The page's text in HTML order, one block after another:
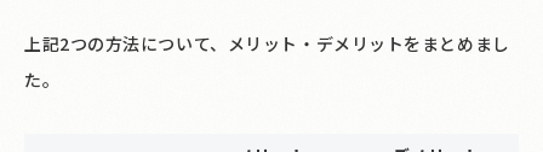
上記2つの方法について、メリット・デメリットをまとめまし
た。